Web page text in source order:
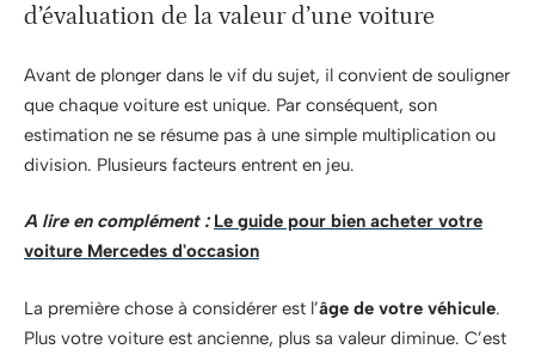
d’évaluation de la valeur d’une voiture
Avant de plonger dans le vif du sujet, il convient de souligner
que chaque voiture est unique. Par conséquent, son
estimation ne se résume pas à une simple multiplication ou
division. Plusieurs facteurs entrent en jeu.
A lire en complément : Le guide pour bien acheter votre
voiture Mercedes d'occasion
La première chose à considérer est l’âge de votre véhicule.
Plus votre voiture est ancienne, plus sa valeur diminue. C’est